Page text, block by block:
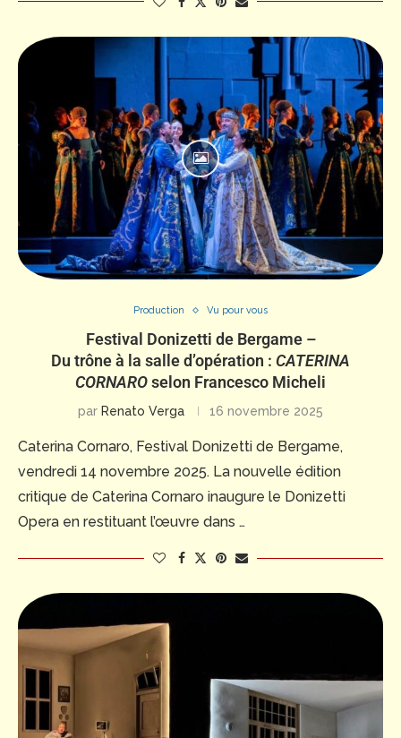
Production Vu pour vous
Festival Donizetti de Bergame –
Du trône à la salle d’opération : CATERINA
CORNAROselon Francesco Micheli
par Renato Verga 16 novembre 2025
Caterina Cornaro, Festival Donizetti de Bergame,
vendredi 14 novembre 2025. La nouvelle édition
critique de Caterina Cornaro inaugure le Donizetti
Opera en restituant l’œuvre dans …